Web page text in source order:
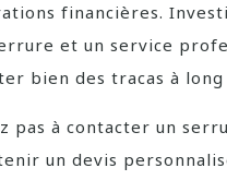
financières.
et un service
bien des tracas à
pas à contacter un
un devis